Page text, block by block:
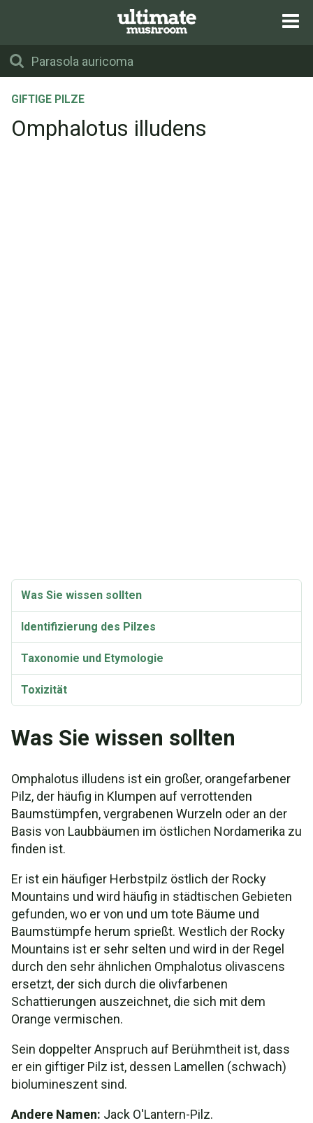
GIFTIGE PILZE
Omphalotus illudens
Was Sie wissen sollten
Identifizierung des Pilzes
Taxonomie und Etymologie
Toxizität
Was Sie wissen sollten
Omphalotus illudens ist ein großer, orangefarbener
Pilz, der häufig in Klumpen auf verrottenden
Baumstümpfen, vergrabenen Wurzeln oder an der
Basis von Laubbäumen im östlichen Nordamerika zu
finden ist.
Er ist ein häufiger Herbstpilz östlich der Rocky
Mountains und wird häufig in städtischen Gebieten
gefunden, wo er von und um tote Bäume und
Baumstümpfe herum sprießt. Westlich der Rocky
Mountains ist er sehr selten und wird in der Regel
durch den sehr ähnlichen Omphalotus olivascens
ersetzt, der sich durch die olivfarbenen
Schattierungen auszeichnet, die sich mit dem
Orange vermischen.
Sein doppelter Anspruch auf Berühmtheit ist, dass
er ein giftiger Pilz ist, dessen Lamellen (schwach)
biolumineszent sind.
Andere Namen: Jack O'Lantern-Pilz.